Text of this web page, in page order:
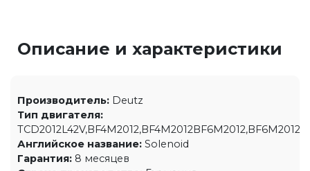
Описание и характеристики
Производитель: Deutz
Тип двигателя:
Английское название: Solenoid
Гарантия: 8 месяцев